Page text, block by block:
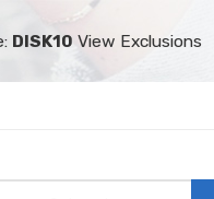
DISK10 View Exclusions